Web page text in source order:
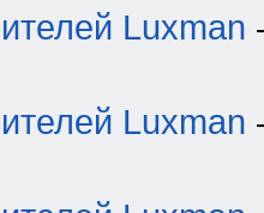
Luxman
Luxman